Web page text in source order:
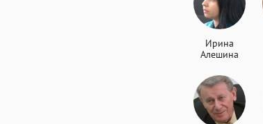
Ирина
Алешина